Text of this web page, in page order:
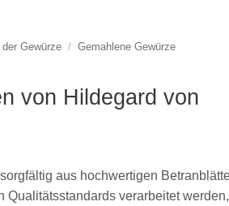
Gewürze / Gemahlene Gewürze
von Hildegard von
aus hochwertigen
Qualitätsstandards verarbeitet